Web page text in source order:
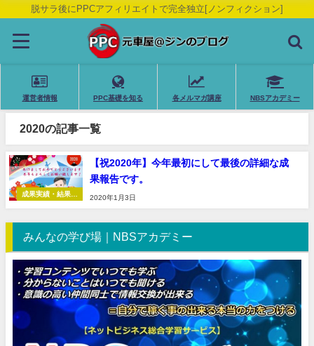
脱サラ後にPPCアフィリエイトで完全独立[ノンフィクション]
運営者情報 PPC基礎を知る 各メルマガ講座 NBSアカデミー
2020の記事一覧
成果実績・結果報
【祝2020年】今年最初にして最後の詳細な成
果報告です。
2020年1月3日
みんなの学び場｜NBSアカデミー